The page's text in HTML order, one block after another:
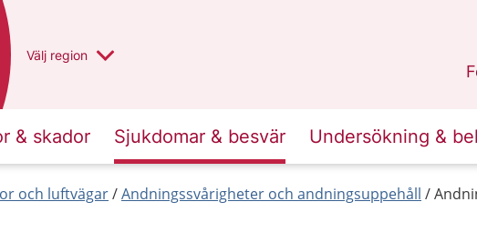
Du har valt region
Välj en annan
region
& skador Sjukdomar & besvär Undersökning &
och luftvägar Andningssvårigheter och andningsuppehåll